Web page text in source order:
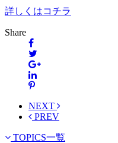
詳しくはコチラ
Share
NEXT
PREV
TOPICS一覧